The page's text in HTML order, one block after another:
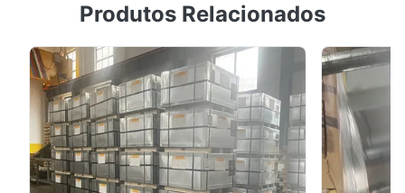
retangulares para fabricação, móveis e construção
eletrogalvanizados e os tubos retangulares são
seções ocas de aço moldadas a frio de precisão,
fabricadas em aço carbono de alta qualidade e
revestidas com ...
Produtos Relacionados